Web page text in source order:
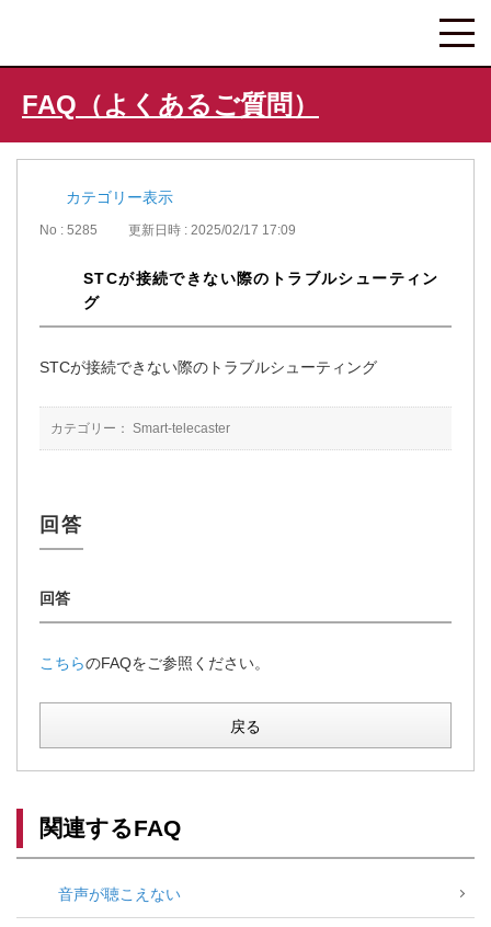
FAQ（よくあるご質問）
カテゴリー表示
No : 5285 更新日時 : 2025/02/17 17:09
STCが接続できない際のトラブルシューティン
グ
STCが接続できない際のトラブルシューティング
カテゴリー： Smart-telecaster
こちらのFAQをご参照ください。
戻る
関連するFAQ
音声が聴こえない